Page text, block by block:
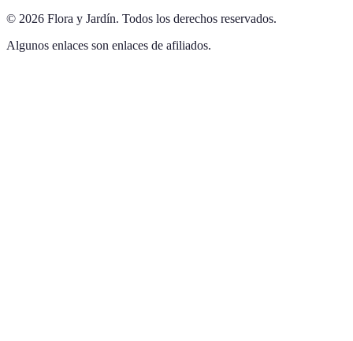
© 2026 Flora y Jardín. Todos los derechos reservados.
Algunos enlaces son enlaces de afiliados.